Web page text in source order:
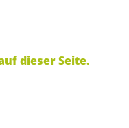
dieser Seite.